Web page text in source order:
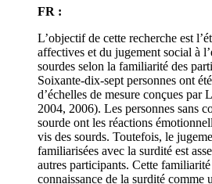
FR :
L’objectif de cette recherche est
affectives et du jugement social à
sourdes selon la familiarité des
Soixante-dix-sept personnes ont
d’échelles de mesure conçues par
2004, 2006). Les personnes sans
sourde ont les réactions
vis des sourds. Toutefois, le
familiarisées avec la surdité est
autres participants. Cette
connaissance de la surdité comme